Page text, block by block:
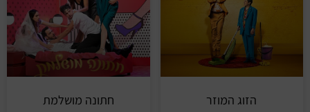
הזוג המוזר חתונה מושלמת